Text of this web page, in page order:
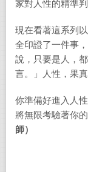
家對人性的精準判
現在看著這系列
全印證了一件事
說，只要是人，
言。」人性，果
你準備好進入人
將無限考驗著你
師）